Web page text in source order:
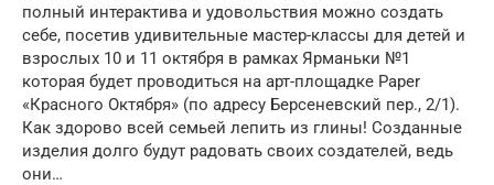
полный интерактива и удовольствия можно создать
себе, посетив удивительные мастер-классы для детей и
взрослых 10 и 11 октября в рамках Ярманьки №1
которая будет проводиться на арт-площадке Paper
«Красного Октября» (по адресу Берсеневский пер., 2/1).
Как здорово всей семьей лепить из глины! Созданные
изделия долго будут радовать своих создателей, ведь
они…